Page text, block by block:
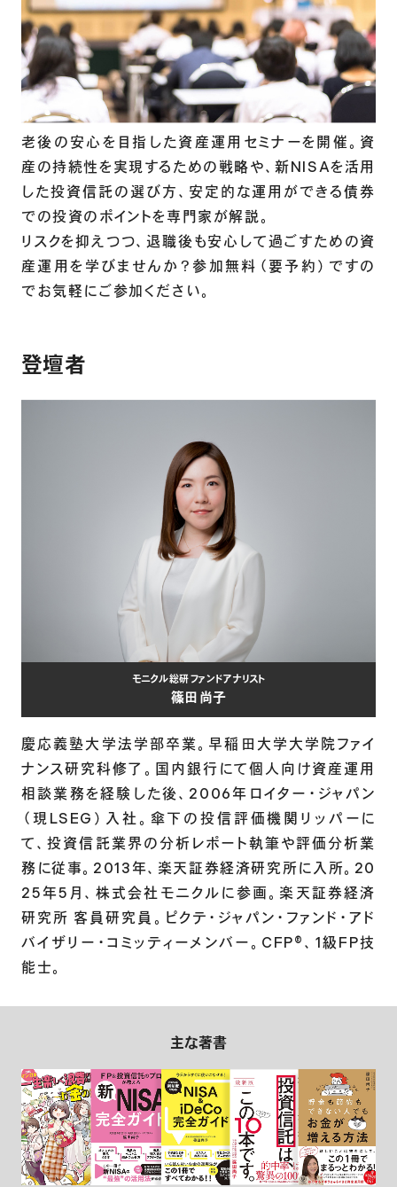
老後の安心を目指した資産運用セミナーを開催。資
産の持続性を実現するための戦略や、新NISAを活用
した投資信託の選び方、安定的な運用ができる債券
での投資のポイントを専門家が解説。
リスクを抑えつつ、退職後も安心して過ごすための資
産運用を学びませんか？参加無料（要予約）ですの
でお気軽にご参加ください。
登壇者
モニクル総研 ファンドアナリスト
篠田 尚子
慶応義塾大学法学部卒業。早稲田大学大学院ファイ
ナンス研究科修了。国内銀行にて個人向け資産運用
相談業務を経験した後、2006年ロイター・ジャパン
（現LSEG）入社。傘下の投信評価機関リッパーに
て、投資信託業界の分析レポート執筆や評価分析業
務に従事。2013年、楽天証券経済研究所に入所。20
25年5月、株式会社モニクルに参画。楽天証券経済
研究所 客員研究員。ピクテ・ジャパン・ファンド・アド
バイザリー・コミッティーメンバー。CFP®、1級FP技
能士。
主な著書